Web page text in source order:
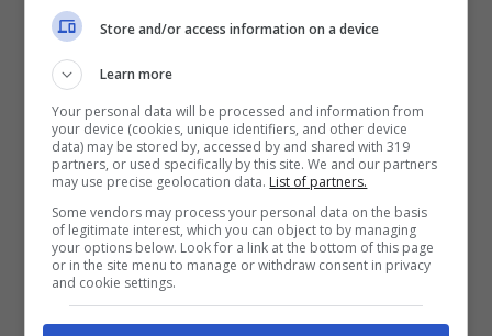
amare come nessun’altra nail art questo
autunno. Forse perché sono perfette per i
look di stagione
Ecco alloraalcune proposteper avere una
manicure sempre elegante ma mai
scontata:
Store and/or access information on a device
Learn more
Your personal data will be processed and information from
your device (cookies, unique identifiers, and other device
data) may be stored by, accessed by and shared with 319
partners, or used specifically by this site. We and our partners
may use precise geolocation data. List of partners.
Some vendors may process your personal data on the basis
of legitimate interest, which you can object to by managing
your options below. Look for a link at the bottom of this page
or in the site menu to manage or withdraw consent in privacy
and cookie settings.